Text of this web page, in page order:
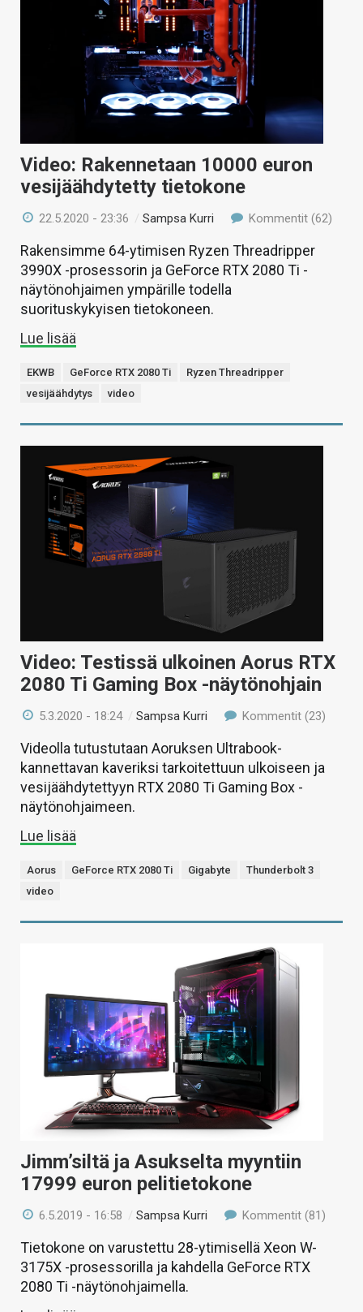
VAIHDA TEEMA
Video: Rakennetaan 10000 euron
vesijäähdytetty tietokone
22.5.2020 - 23:36 /Sampsa Kurri Kommentit (62)
Rakensimme 64-ytimisen Ryzen Threadripper
3990X -prosessorin ja GeForce RTX 2080 Ti -
näytönohjaimen ympärille todella
suorituskykyisen tietokoneen.
Lue lisää
EKWB GeForce RTX 2080 Ti
Ryzen Threadripper
vesijäähdytys
video
Video: Testissä ulkoinen Aorus RTX
2080 Ti Gaming Box -näytönohjain
5.3.2020 - 18:24 /Sampsa Kurri Kommentit (23)
Videolla tutustutaan Aoruksen Ultrabook-
kannettavan kaveriksi tarkoitettuun ulkoiseen ja
vesijäähdytettyyn RTX 2080 Ti Gaming Box -
näytönohjaimeen.
Lue lisää
Aorus GeForce RTX 2080 Ti Gigabyte
Thunderbolt 3
video
Jimm’siltä ja Asukselta myyntiin
17999 euron pelitietokone
6.5.2019 - 16:58 /Sampsa Kurri Kommentit (81)
Tietokone on varustettu 28-ytimisellä Xeon W-
3175X -prosessorilla ja kahdella GeForce RTX
2080 Ti -näytönohjaimella.